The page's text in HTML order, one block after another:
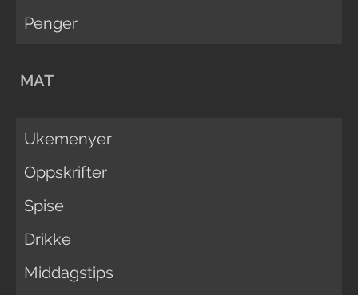
Penger
MAT
Ukemenyer
Oppskrifter
Spise
Drikke
Middagstips